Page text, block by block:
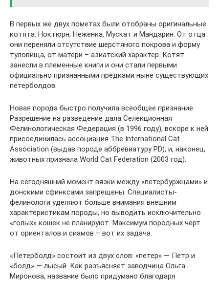
В первых же двух пометах были отобраны оригинальные
котята: Ноктюрн, Неженка, Мускат и Мандарин. От отца
они переняли отсутствие шерстяного покрова и форму
туловища, от матери – азиатский характер. Котят
занесли в племенные книги и они стали первыми
официально признанными предками ныне существующих
петерболдов.
Новая порода быстро получила всеобщее признание.
Разрешение на разведение дала Селекционная
Фелинологическая Федерация (в 1996 году), вскоре к ней
присоединилась ассоциация The International Cat
Association (выдав породе аббревиатуру PD), и, наконец,
животных признала World Cat Federation (2003 год).
На сегодняшний момент вязки между «петербуржцами» и
донскими сфинксами запрещены. Специалисты-
фелинологи уделяют больше внимания внешним
характеристикам породы, но выводить исключительно
«голых» кошек не планируют. Максимум породных черт
от ориенталов и сиамов – вот их задача.
«Петерболд» состоит из двух слов: «петер» — Пётр и
«болд» — лысый. Как разъясняет заводчица Ольга
Миронова, название было придумано благодаря